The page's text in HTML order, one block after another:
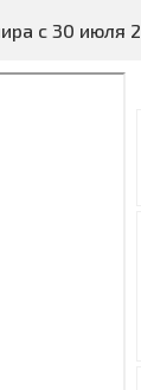
с 30 июля